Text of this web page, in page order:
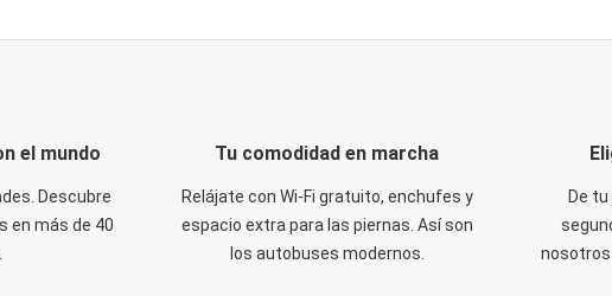
el mundo
Descubre
en más de 40
Tu comodidad en marcha
Relájate con Wi-Fi gratuito, enchufes y
espacio extra para las piernas. Así son
los autobuses modernos.
De
nosotros